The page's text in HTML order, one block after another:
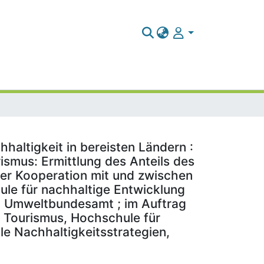
in bereisten Ländern :
Ermittlung des Anteils des
Kooperation mit und zwischen
für nachhaltige Entwicklung
; im Auftrag
Hochschule für
Nachhaltigkeitsstrategien,